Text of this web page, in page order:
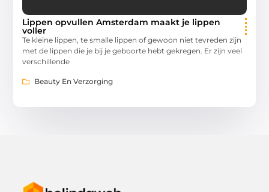
Lippen opvullen Amsterdam maakt je lippen
voller
Te kleine lippen, te smalle lippen of gewoon niet tevreden zijn
met de lippen die je bij je geboorte hebt gekregen. Er zijn veel
verschillende
Beauty En Verzorging